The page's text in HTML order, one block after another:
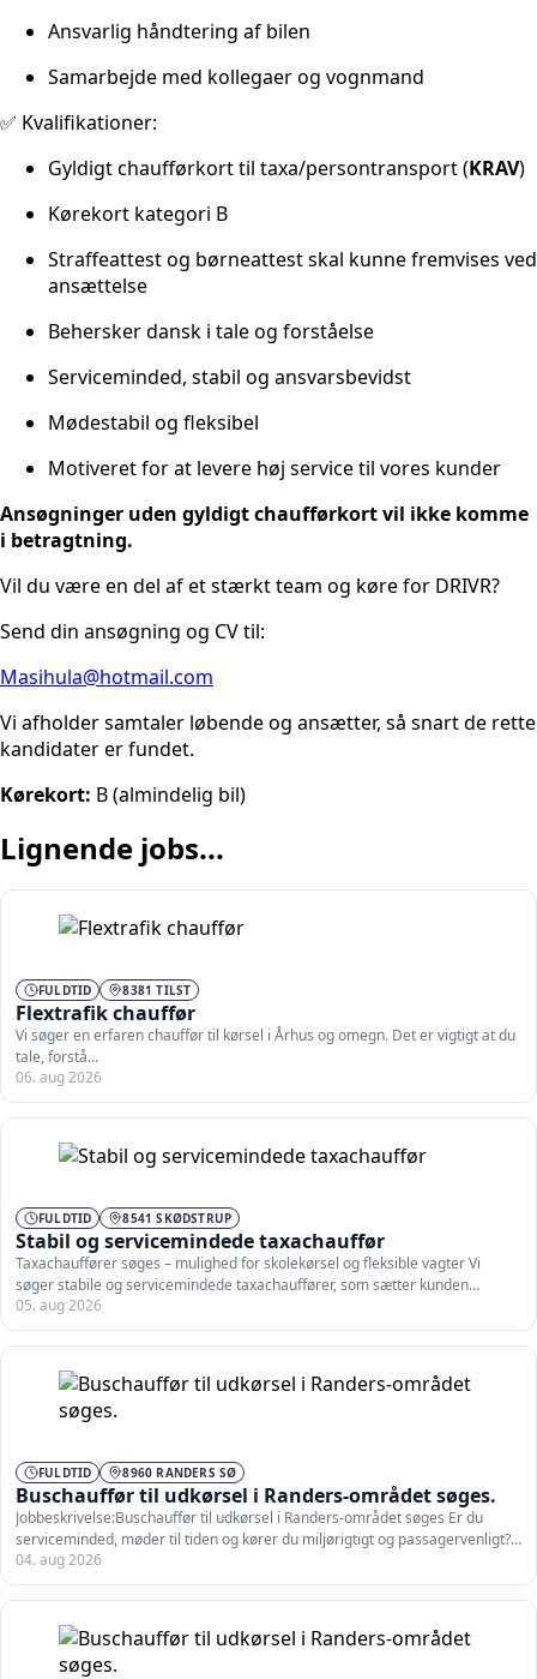
Ansvarlig håndtering af bilen
Samarbejde med kollegaer og vognmand
✅ Kvalifikationer:
Gyldigt chaufførkort til taxa/persontransport (KRAV)
Kørekort kategori B
Straffeattest og børneattest skal kunne fremvises ved
ansættelse
Behersker dansk i tale og forståelse
Serviceminded, stabil og ansvarsbevidst
Mødestabil og fleksibel
Motiveret for at levere høj service til vores kunder
Ansøgninger uden gyldigt chaufførkort vil ikke komme
i betragtning.
Vil du være en del af et stærkt team og køre for DRIVR?
Send din ansøgning og CV til:
Masihula@hotmail.com
Vi afholder samtaler løbende og ansætter, så snart de rette
kandidater er fundet.
Kørekort: B (almindelig bil)
Lignende jobs...
FULDTID 8381 TILST
Flextrafik chauffør
Vi søger en erfaren chauffør til kørsel i Århus og omegn. Det er vigtigt at du
tale, forstå…
06. aug 2026
FULDTID 8541 SKØDSTRUP
Stabil og servicemindede taxachauffør
Taxachauffører søges – mulighed for skolekørsel og fleksible vagter Vi
søger stabile og servicemindede taxachauffører, som sætter kunden…
05. aug 2026
FULDTID 8960 RANDERS SØ
Buschauffør til udkørsel i Randers-området søges.
Jobbeskrivelse:Buschauffør til udkørsel i Randers-området søges Er du
serviceminded, møder til tiden og kører du miljørigtigt og passagervenligt?–
…
04. aug 2026